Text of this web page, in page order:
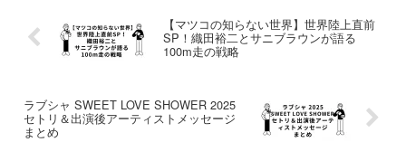
【マツコの知らない世界】世界陸上直前
SP！織田裕二とサニブラウンが語る
100m走の戦略
ラブシャ SWEET LOVE SHOWER 2025
セトリ＆出演後アーティストメッセージ
まとめ